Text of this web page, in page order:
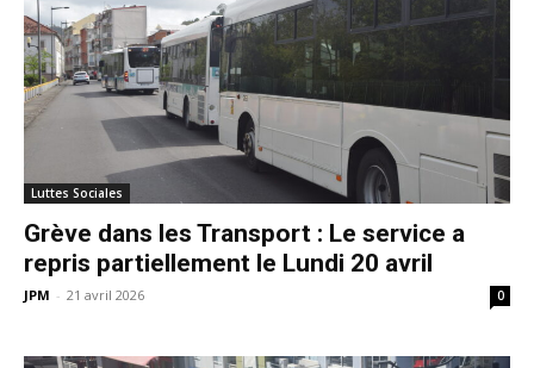
Luttes Sociales
Grève dans les Transport : Le service a
repris partiellement le Lundi 20 avril
JPM - 21 avril 2026 0